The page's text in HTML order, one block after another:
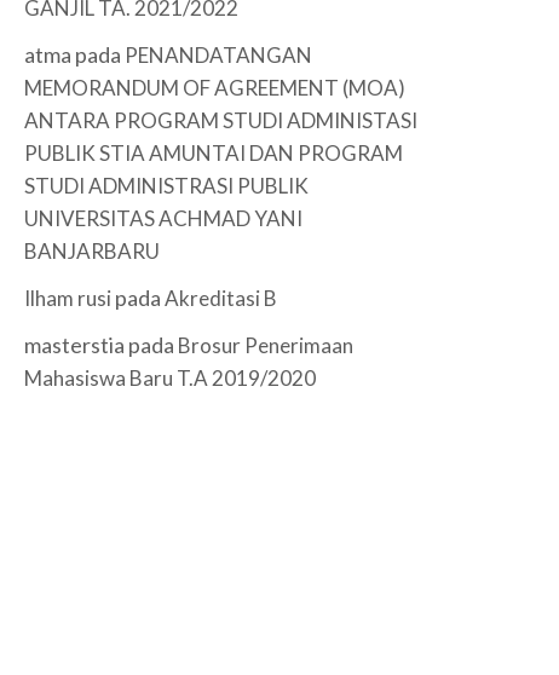
GANJIL TA. 2021/2022
atma pada PENANDATANGAN
MEMORANDUM OF AGREEMENT (MOA)
ANTARA PROGRAM STUDI ADMINISTASI
PUBLIK STIA AMUNTAI DAN PROGRAM
STUDI ADMINISTRASI PUBLIK
UNIVERSITAS ACHMAD YANI
BANJARBARU
Ilham rusi padaAkreditasi B
masterstia pada Brosur Penerimaan
Mahasiswa Baru T.A 2019/2020